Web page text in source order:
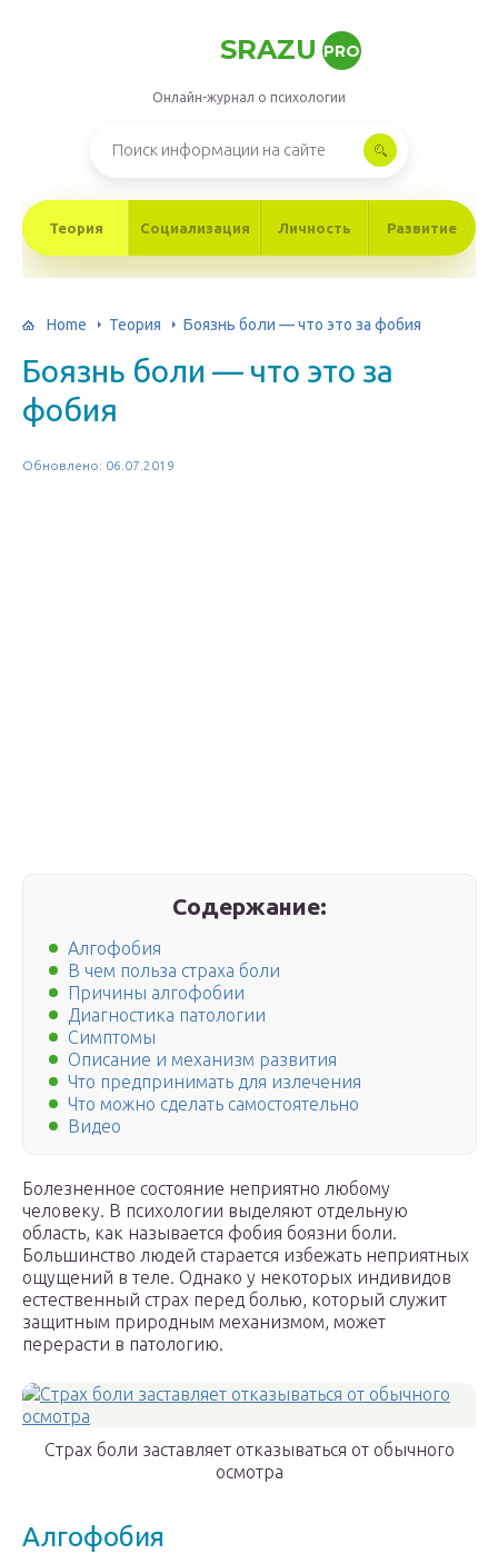
SRAZU PRO
Онлайн-журнал о психологии
Теория Социализация Личность Развитие
Home Теория Боязнь боли — что это за фобия
Боязнь боли — что это за
фобия
Обновлено: 06.07.2019
Содержание:
Алгофобия
В чем польза страха боли
Причины алгофобии
Диагностика патологии
Симптомы
Описание и механизм развития
Что предпринимать для излечения
Что можно сделать самостоятельно
Видео
Болезненное состояние неприятно любому
человеку. В психологии выделяют отдельную
область, как называется фобия боязни боли.
Большинство людей старается избежать неприятных
ощущений в теле. Однако у некоторых индивидов
естественный страх перед болью, который служит
защитным природным механизмом, может
перерасти в патологию.
Страх боли заставляет отказываться от обычного
осмотра
Алгофобия